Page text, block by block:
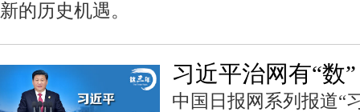
新的历史机遇。
习近平治网有“数”
中国日报网系列报道“